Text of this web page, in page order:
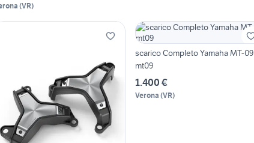
(VR)
scarico Completo Yamaha MT-09
mt09
1.400 €
Verona (VR)